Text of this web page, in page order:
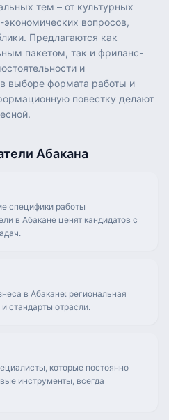
тем – от культурных
вопросов,
Предлагаются как
пакетом, так и фриланс-
и
в выборе формата работы и
повестку делают
Абакана
специфики работы
в Абакане ценят кандидатов с
в Абакане: региональная
стандарты отрасли.
которые постоянно
инструменты, всегда